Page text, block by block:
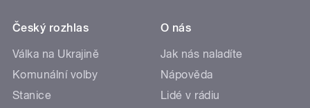
Český rozhlas
Válka na Ukrajině
Komunální volby
Stanice
O nás
Jak nás naladíte
Nápověda
Lidé v rádiu